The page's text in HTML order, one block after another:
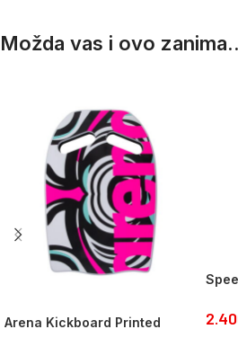
Možda vas i ovo
Arena Kickboard Printed